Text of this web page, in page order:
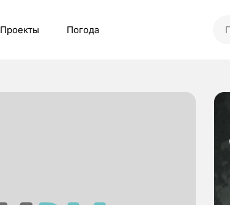
Проекты Погода